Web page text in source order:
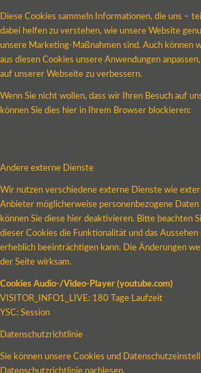
Diese Cookies sammeln Informationen, die uns –
dabei helfen zu verstehen, wie unsere Website
unsere Marketing-Maßnahmen sind. Auch können
aus diesen Cookies unsere Anwendungen
auf unserer Webseite zu verbessern.
Wenn Sie nicht wollen, dass wir Ihren Besuch auf
können Sie dies hier in Ihrem Browser blockieren:
Andere externe Dienste
Wir nutzen verschiedene externe Dienste wie
Anbieter möglicherweise personenbezogene Daten
können Sie diese hier deaktivieren. Bitte beachten
dieser Cookies die Funktionalität und das
erheblich beeinträchtigen kann. Die Änderungen
der Seite wirksam.
Cookies Audio-/Video-Player (youtube.com)
VISITOR_INFO1_LIVE: 180 Tage Laufzeit
YSC: Session
Datenschutzrichtlinie
Sie können unsere Cookies und